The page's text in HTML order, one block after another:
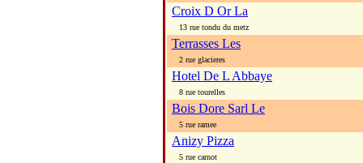
Croix D Or La
13 rue tondu du metz
Terrasses Les
2 rue glacieres
Hotel De L Abbaye
8 rue tourelles
Bois Dore Sarl Le
5 rue ramee
Anizy Pizza
5 rue carnot